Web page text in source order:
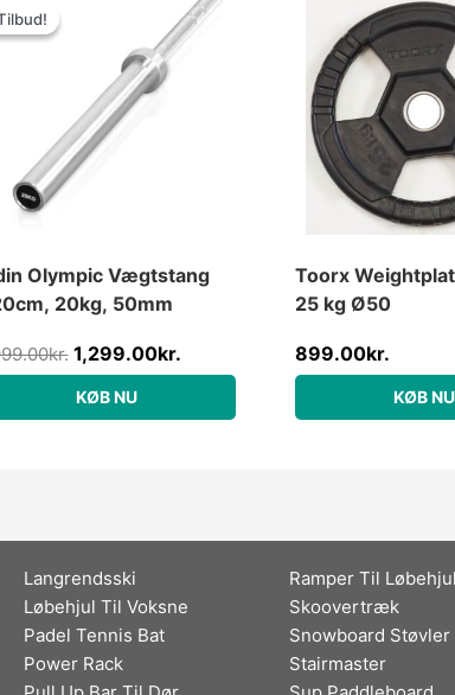
Olympic Vægtstang
20kg, 50mm
kr.
1,999.00kr..
1,299.00kr.
aktuelle
pris
KØB NU
Toorx
25 kg Ø50
899.00kr.
KØB NU
Langrendsski
Løbehjul Til Voksne
Padel Tennis Bat
Power Rack
Ramper Til Løbehjul
Skoovertræk
Snowboard Støvler
Stairmaster